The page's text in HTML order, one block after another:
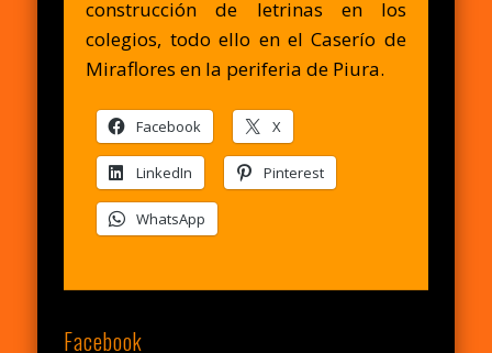
construcción de letrinas en los
colegios, todo ello en el Caserío de
Miraflores en la periferia de Piura.
Facebook X
LinkedIn Pinterest
WhatsApp
Facebook